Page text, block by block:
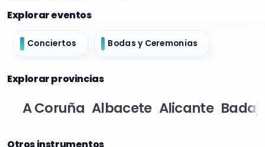
Explorar eventos
Conciertos Bodas y Ceremonias
Explorar provincias
A Coruña Albacete Alicante
Otros instrumentos